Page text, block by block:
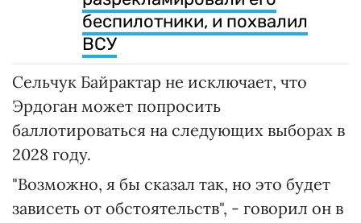
беспилотники, и похвалил
ВСУ
Сельчук Байрактар не исключает, что
Эрдоган может попросить
баллотироваться на следующих выборах в
2028 году.
"Возможно, я бы сказал так, но это будет
зависеть от обстоятельств", - говорил он в